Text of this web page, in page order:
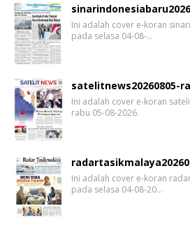
Ini adalah cover e-koran
pada selasa 04-08-…
satelitnews20260805-
Ini adalah cover e-koran
rabu 05-08-2026.
Ini adalah cover e-koran
pada selasa 04-08-20…